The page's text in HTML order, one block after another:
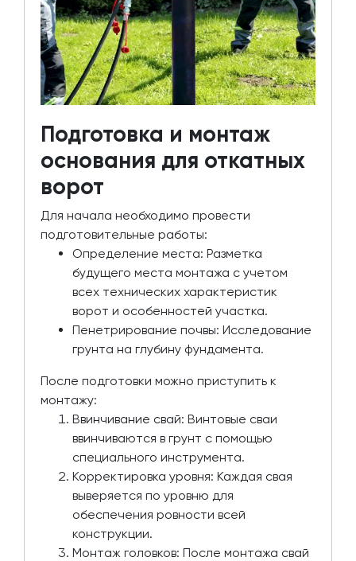
Подготовка и монтаж
основания для откатных
ворот
Для начала необходимо провести
подготовительные работы:
Определение места: Разметка
будущего места монтажа с учетом
всех технических характеристик
ворот и особенностей участка.
Пенетрирование почвы: Исследование
грунта на глубину фундамента.
После подготовки можно приступить к
монтажу:
Ввинчивание свай: Винтовые сваи
ввинчиваются в грунт с помощью
специального инструмента.
Корректировка уровня: Каждая свая
выверяется по уровню для
обеспечения ровности всей
конструкции.
Монтаж головков: После монтажа свай